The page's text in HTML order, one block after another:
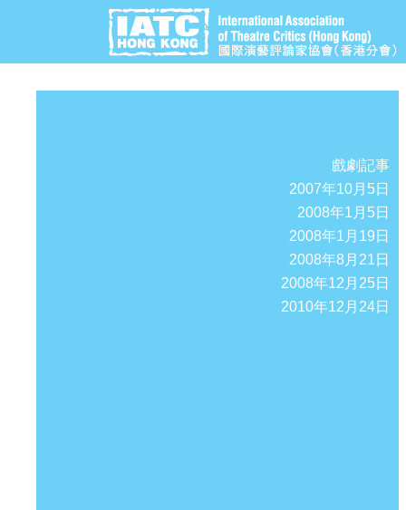
戲劇記事
2007年10月5日
2008年1月5日
2008年1月19日
2008年8月21日
2008年12月25日
2010年12月24日